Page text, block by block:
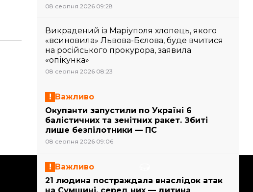
08 серпня 2026 09:28
Викрадений із Маріуполя хлопець, якого
«всиновила» Львова-Бєлова, буде вчитися
на російського прокурора, заявила
«опікунка»
08 серпня 2026 08:23
Важливо
Окупанти запустили по Україні 6
балістичних та зенітних ракет. Збиті
лише безпілотники — ПС
08 серпня 2026 09:06
Важливо
21 людина постраждала внаслідок атак